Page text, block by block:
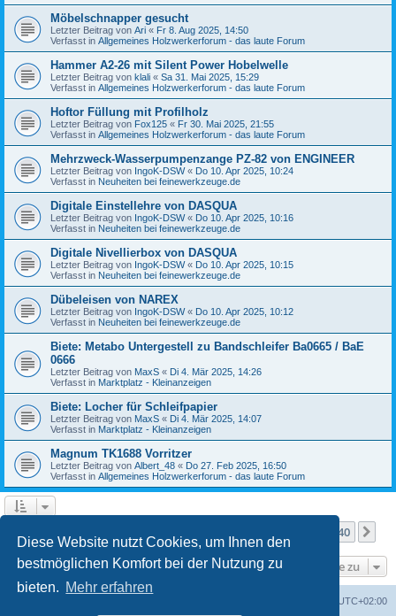
Diese Website nutzt Cookies, um Ihnen den
bestmöglichen Komfort bei der Nutzung zu
bieten. Mehr erfahren
Möbelschnapper gesucht
Letzter Beitrag von Ari « Fr 8. Aug 2025, 14:50
Verfasst in Allgemeines Holzwerkerforum - das laute Forum
Hammer A2-26 mit Silent Power Hobelwelle
Letzter Beitrag von klali « Sa 31. Mai 2025, 15:29
Verfasst in Allgemeines Holzwerkerforum - das laute Forum
Hoftor Füllung mit Profilholz
Letzter Beitrag von Fox125 « Fr 30. Mai 2025, 21:55
Verfasst in Allgemeines Holzwerkerforum - das laute Forum
Mehrzweck-Wasserpumpenzange PZ-82 von ENGINEER
Letzter Beitrag von IngoK-DSW« Do 10. Apr 2025, 10:24
Verfasst in Neuheiten bei feinewerkzeuge.de
Digitale Einstellehre von DASQUA
Letzter Beitrag von IngoK-DSW« Do 10. Apr 2025, 10:16
Verfasst in Neuheiten bei feinewerkzeuge.de
Digitale Nivellierbox von DASQUA
Letzter Beitrag von IngoK-DSW« Do 10. Apr 2025, 10:15
Verfasst in Neuheiten bei feinewerkzeuge.de
Dübeleisen von NAREX
Letzter Beitrag von IngoK-DSW« Do 10. Apr 2025, 10:12
Verfasst in Neuheiten bei feinewerkzeuge.de
Biete: Metabo Untergestell zu Bandschleifer Ba0665 / BaE
0666
Letzter Beitrag von MaxS « Di 4. Mär 2025, 14:26
Verfasst in Marktplatz - Kleinanzeigen
Biete: Locher für Schleifpapier
Letzter Beitrag von MaxS « Di 4. Mär 2025, 14:07
Verfasst in Marktplatz - Kleinanzeigen
Magnum TK1688 Vorritzer
Letzter Beitrag von Albert_48 « Do 27. Feb 2025, 16:50
Verfasst in Allgemeines Holzwerkerforum - das laute Forum
40
Gehe zu
UTC+02:00